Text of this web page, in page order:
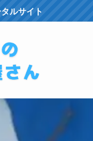
ルサイト